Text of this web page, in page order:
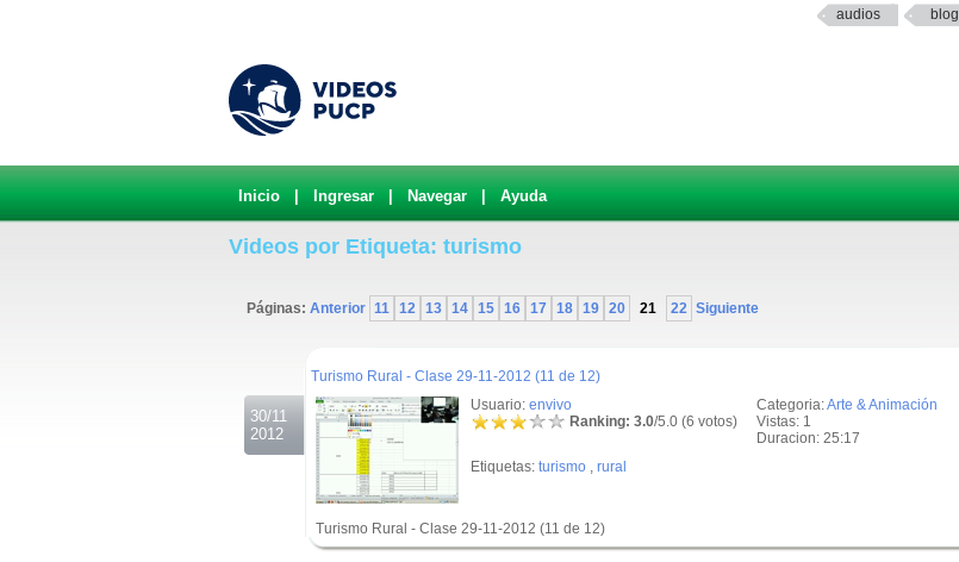
audios blog
Inicio Ingresar Navegar Ayuda
Videos por Etiqueta: turismo
Páginas: Anterior 11 12 13 14 15 16 17 18 19 20 21 22 Siguiente
30/11
2012
Turismo Rural - Clase 29-11-2012 (11 de 12)
Categoria:Arte & Animación
Vistas: 1
Duracion: 25:17
Usuario: envivo
Ranking: 3.0/5.0 (6 votos)
Etiquetas: turismo , rural
Turismo Rural - Clase 29-11-2012 (11 de 12)